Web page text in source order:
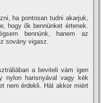
ha pontosan tudni akarjuk,
hogy ők bennünket értenek.
bennünk, hanem az
sovány vigasz.
a beviteli vám igen
nylon harisnyával vagy kék
nem érdekli. Hát akkor miért